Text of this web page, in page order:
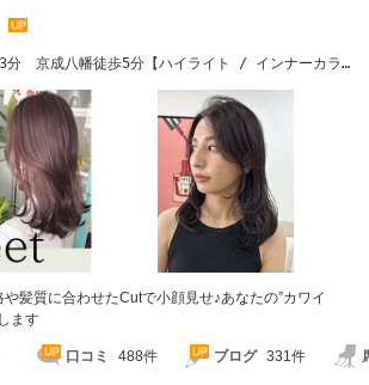
3分 京成八幡徒歩5分【ハイライト / インナーカラ
や髪質に合わせたCutで小顔見せ♪あなたの”カワイ
ます
口コミ 488件 ブログ 331件